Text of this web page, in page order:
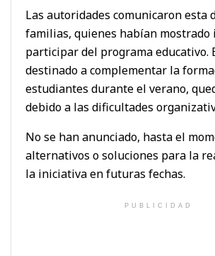
Las autoridades comunicaron esta
familias, quienes habían mostrado
participar del programa educativo.
destinado a complementar la
estudiantes durante el verano,
debido a las dificultades
No se han anunciado, hasta el
alternativos o soluciones para la
la iniciativa en futuras fechas.
PUBLICIDAD